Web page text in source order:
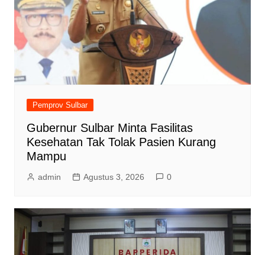
Pemprov Sulbar
Gubernur Sulbar Minta Fasilitas
Kesehatan Tak Tolak Pasien Kurang
Mampu
admin Agustus 3, 2026 0